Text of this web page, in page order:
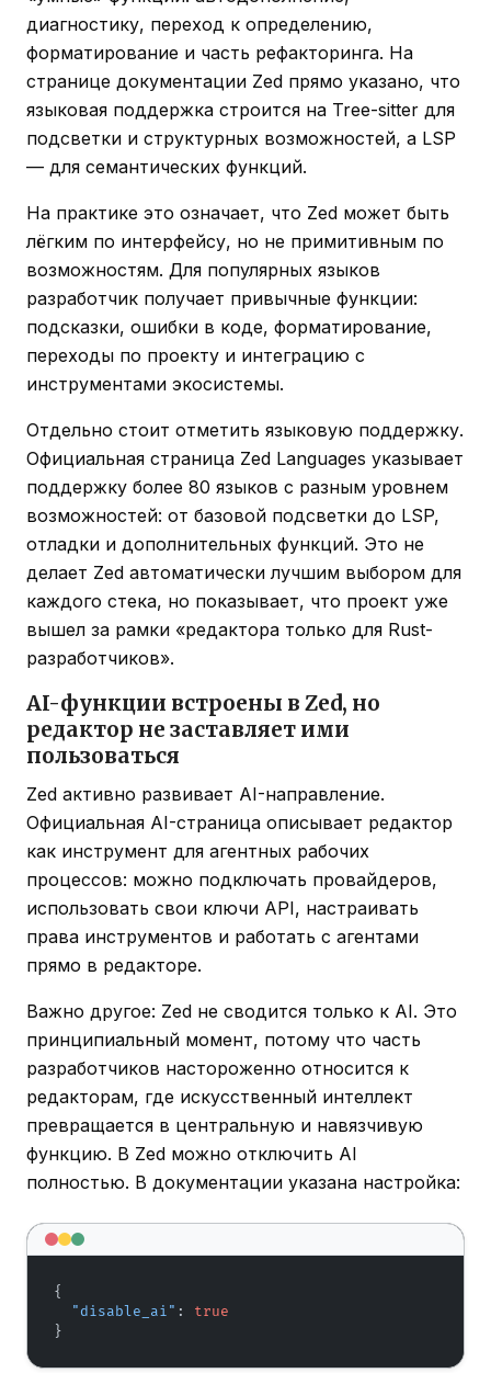
диагностику, переход к определению,
форматирование и часть рефакторинга. На
странице документации Zed прямо указано, что
языковая поддержка строится на Tree-sitter для
подсветки и структурных возможностей, а LSP
— для семантических функций.
На практике это означает, что Zed может быть
лёгким по интерфейсу, но не примитивным по
возможностям. Для популярных языков
разработчик получает привычные функции:
подсказки, ошибки в коде, форматирование,
переходы по проекту и интеграцию с
инструментами экосистемы.
Отдельно стоит отметить языковую поддержку.
Официальная страница Zed Languages указывает
поддержку более 80 языков с разным уровнем
возможностей: от базовой подсветки до LSP,
отладки и дополнительных функций. Это не
делает Zed автоматически лучшим выбором для
каждого стека, но показывает, что проект уже
вышел за рамки «редактора только для Rust-
разработчиков».
AI-функции встроены в Zed, но
редактор не заставляет ими
пользоваться
Zed активно развивает AI-направление.
Официальная AI-страница описывает редактор
как инструмент для агентных рабочих
процессов: можно подключать провайдеров,
использовать свои ключи API, настраивать
права инструментов и работать с агентами
прямо в редакторе.
Важно другое: Zed не сводится только к AI. Это
принципиальный момент, потому что часть
разработчиков настороженно относится к
редакторам, где искусственный интеллект
превращается в центральную и навязчивую
функцию. В Zed можно отключить AI
полностью. В документации указана настройка:
{
"disable_ai" :
true
}